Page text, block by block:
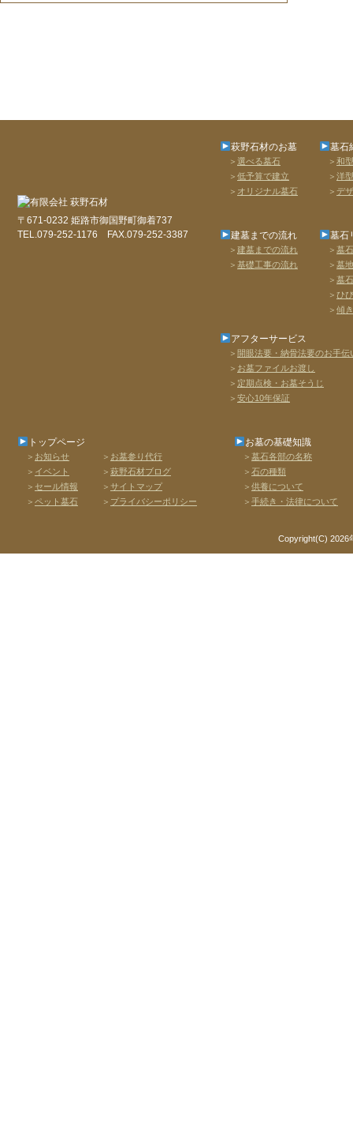
〒671-0232 姫路市御国野町御着737
TEL.079-252-1176 FAX.079-252-3387
萩野石材のお墓
＞ 選べる墓石
＞ 低予算で建立
＞ オリジナル墓石
墓石
＞ 和
＞ 洋
＞ デ
建墓までの流れ
＞ 建墓までの流れ
＞ 基礎工事の流れ
墓石
＞ 墓
＞ 墓
＞ 墓
＞ ひ
＞ 傾
アフターサービス
＞ 開眼法要・納骨法要のお手伝
＞ お墓ファイルお渡し
＞ 定期点検・お墓そうじ
＞ 安心10年保証
トップページ
＞ お知らせ
＞ イベント
＞ セール情報
＞ ペット墓石
＞ お墓参り代行
＞ 萩野石材ブログ
＞ サイトマップ
＞ プライバシーポリシー
お墓の基礎知識
＞ 墓石各部の名称
＞ 石の種類
＞ 供養について
＞ 手続き・法律について
Copyright(C) 2026